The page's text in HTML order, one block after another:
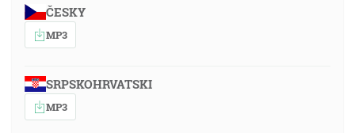
ČESKY
MP3
SRPSKOHRVATSKI
MP3